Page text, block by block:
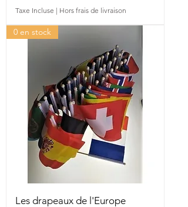
Taxe Incluse | Hors frais de livraison
0 en stock
Les drapeaux de l'Europe